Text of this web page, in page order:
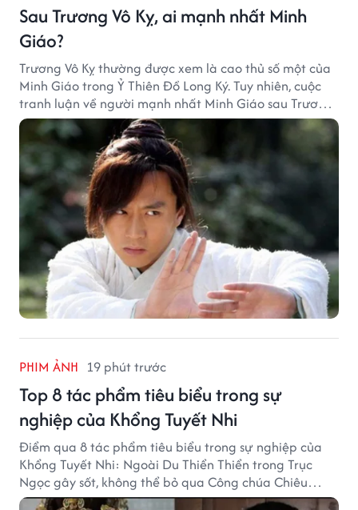
Sau Trương Vô Kỵ, ai mạnh nhất Minh
Giáo?
Trương Vô Kỵ thường được xem là cao thủ số một của
Minh Giáo trong Ỷ Thiên Đồ Long Ký. Tuy nhiên, cuộc
tranh luận về người mạnh nhất Minh Giáo sau Trương
Vô Kỵ vẫn luôn khiến nhiều độc giả Kim Dung quan
tâm.
PHIM ẢNH 19 phút trước
Top 8 tác phẩm tiêu biểu trong sự
nghiệp của Khổng Tuyết Nhi
Điểm qua 8 tác phẩm tiêu biểu trong sự nghiệp của
Khổng Tuyết Nhi: Ngoài Du Thiển Thiển trong Trục
Ngọc gây sốt, không thể bỏ qua Công chúa Chiêu
Dương.